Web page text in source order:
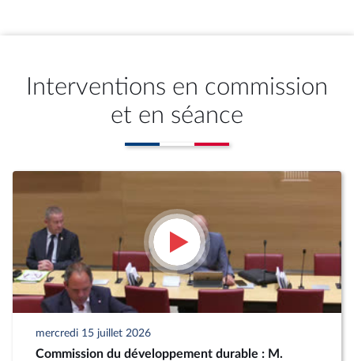
Interventions en commission
et en séance
mercredi 15 juillet 2026
Commission du développement durable : M.